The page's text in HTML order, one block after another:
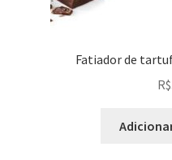
Fatiador de
R$